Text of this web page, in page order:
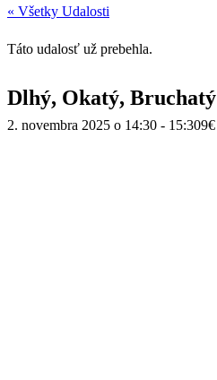
« Všetky Udalosti
Táto udalosť už prebehla.
Dlhý, Okatý, Bruchatý
2. novembra 2025 o 14:30 - 15:309€